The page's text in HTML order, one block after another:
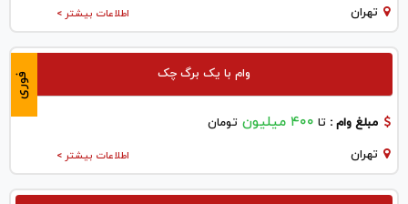
اطلاعات بیشتر > تهران
فوری وام با یک برگ چک
مبلغ وام : تا ۴۰۰ میلیون تومان
اطلاعات بیشتر > تهران